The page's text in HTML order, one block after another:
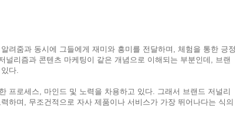
려줌과 동시에 그들에게 재미와 흥미를 전달하며, 체험을 통한 긍정
리즘과 콘텐츠 마케팅이 같은 개념으로 이해되는 부분인데, 브랜
다.
프로세스, 마인드 및 노력을 차용하고 있다. 그래서 브랜드 저널리
하며, 무조건적으로 자사 제품이나 서비스가 가장 뛰어나다는 식의